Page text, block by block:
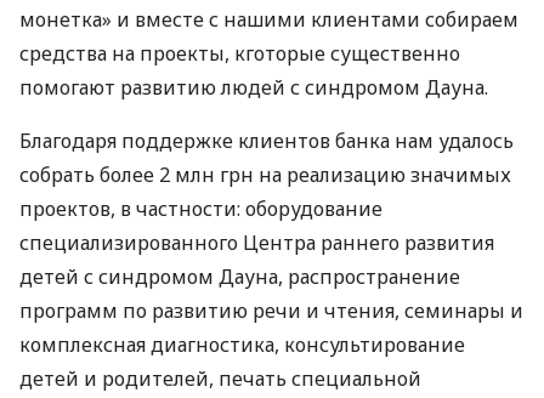
монетка» и вместе с нашими клиентами собираем
средства на проекты, кготорые существенно
помогают развитию людей с синдромом Дауна.
Благодаря поддержке клиентов банка нам удалось
собрать более 2 млн грн на реализацию значимых
проектов, в частности: оборудование
специализированного Центра раннего развития
детей с синдромом Дауна, распространение
программ по развитию речи и чтения, семинары и
комплексная диагностика, консультирование
детей и родителей, печать специальной